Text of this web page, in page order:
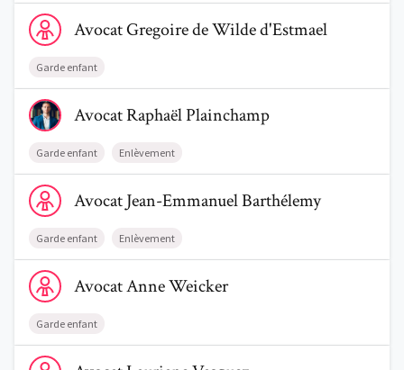
Voir le profil de AvocatGregoire de Wilde d'Estmael
AvocatGregoirede Wilde d'Estmael
Garde enfant
Voir le profil de AvocatRaphaël Plainchamp
AvocatRaphaëlPlainchamp
Garde enfant Enlèvement
Voir le profil de AvocatJean-Emmanuel Barthélemy
AvocatJean-EmmanuelBarthélemy
Garde enfant Enlèvement
Voir le profil de AvocatAnne Weicker
AvocatAnneWeicker
Garde enfant
Voir le profil de AvocatLauriane Vasquez